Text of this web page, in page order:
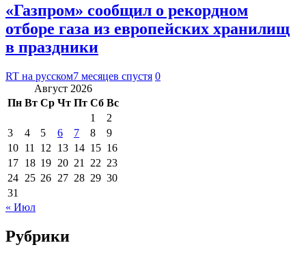
«Газпром» сообщил о рекордном
отборе газа из европейских хранилищ
в праздники
RT на русском7 месяцев спустя 0
Август 2026
Пн Вт Ср Чт Пт Сб Вс
1
2
3
4 5 6 7 8
9
10 11 12 13 14 15 16
17 18 19 20 21 22 23
24 25 26 27 28 29 30
31
« Июл
Рубрики